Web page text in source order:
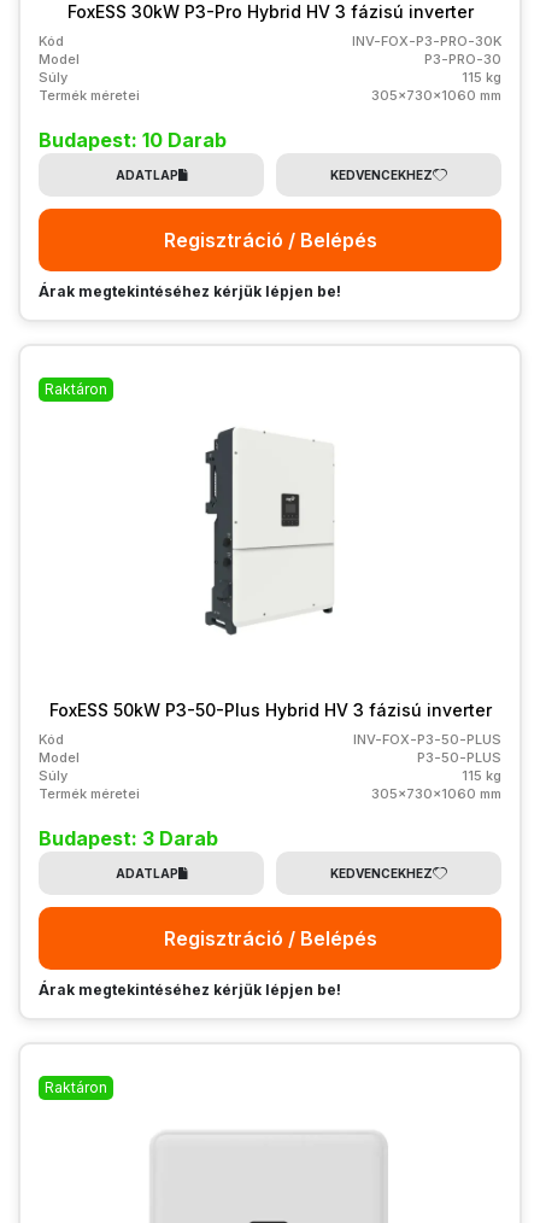
FoxESS 30kW P3-Pro Hybrid HV 3 fázisú inverter
Kód
INV-FOX-P3-PRO-30K
Model
P3-PRO-30
Súly
115 kg
Termék méretei
305x730x1060 mm
Budapest: 10 Darab
ADATLAP KEDVENCEKHEZ
Regisztráció / Belépés
Árak megtekintéséhez kérjük lépjen be!
Raktáron
FoxESS 50kW P3-50-Plus Hybrid HV 3 fázisú inverter
Kód
INV-FOX-P3-50-PLUS
Model
P3-50-PLUS
Súly
115 kg
Termék méretei
305x730x1060 mm
Budapest: 3 Darab
ADATLAP KEDVENCEKHEZ
Regisztráció / Belépés
Árak megtekintéséhez kérjük lépjen be!
Raktáron